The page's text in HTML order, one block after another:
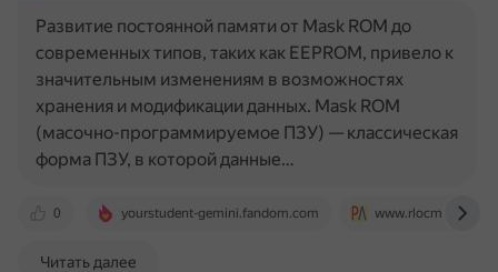
0 yourstudent-gemini.fandom.com www.rlocman.ru
Развитие постоянной памяти от Mask ROM до
современных типов, таких как EEPROM, привело к
значительным изменениям в возможностях
хранения и модификации данных. Mask ROM
(масочно-программируемое ПЗУ) — классическая
форма ПЗУ, в которой данные…
Читать далее